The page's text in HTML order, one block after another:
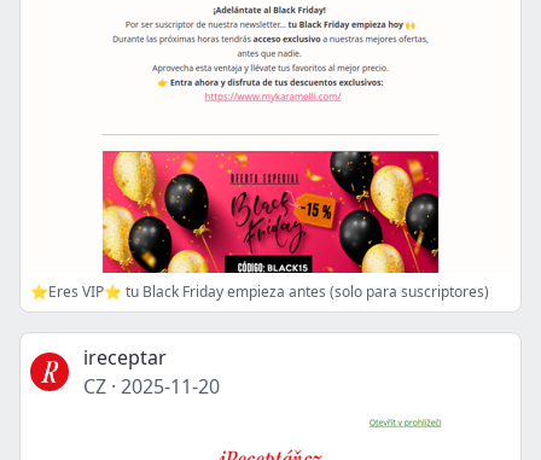
⭐Eres VIP⭐ tu Black Friday empieza antes (solo para suscriptores)
ireceptar
CZ · 2025-11-20